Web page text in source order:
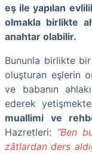
eş ile yapılan
olmakla birlikte
anahtar olabilir.
Bununla birlikte
oluşturan eşlerin
ve babanın
ederek
muallimi ve
Hazretleri: “Ben
zâtlardan ders